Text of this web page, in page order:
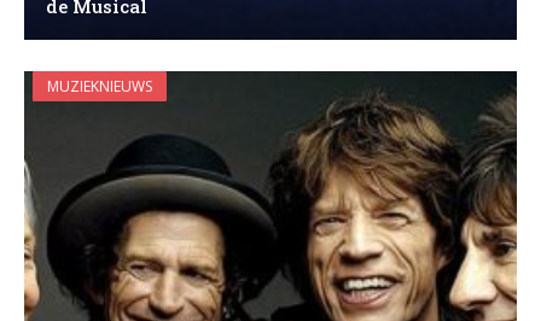
de Musical
MUZIEKNIEUWS